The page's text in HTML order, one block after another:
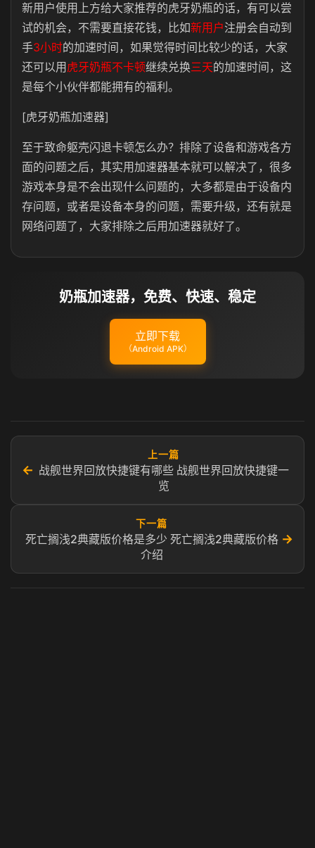
新用户使用上方给大家推荐的虎牙奶瓶的话，有可以尝
试的机会，不需要直接花钱，比如新用户注册会自动到
手3小时的加速时间，如果觉得时间比较少的话，大家
还可以用 虎牙奶瓶不卡顿继续兑换三天的加速时间，这
是每个小伙伴都能拥有的福利。
[虎牙奶瓶加速器]
至于致命躯壳闪退卡顿怎么办？排除了设备和游戏各方
面的问题之后，其实用加速器基本就可以解决了，很多
游戏本身是不会出现什么问题的，大多都是由于设备内
存问题，或者是设备本身的问题，需要升级，还有就是
网络问题了，大家排除之后用加速器就好了。
奶瓶加速器，免费、快速、稳定
立即下载
（Android APK）
←
上一篇
战舰世界回放快捷键有哪些 战舰世界回放快捷键一
览
下一篇
死亡搁浅2典藏版价格是多少 死亡搁浅2典藏版价格
介绍
→